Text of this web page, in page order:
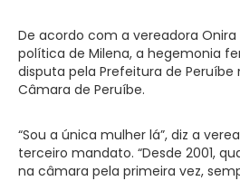
De acordo com a vereadora Onira
política de Milena, a hegemonia
disputa pela Prefeitura de Peruíbe
Câmara de Peruíbe.
“Sou a única mulher lá”, diz a
terceiro mandato. “Desde 2001,
na câmara pela primeira vez,